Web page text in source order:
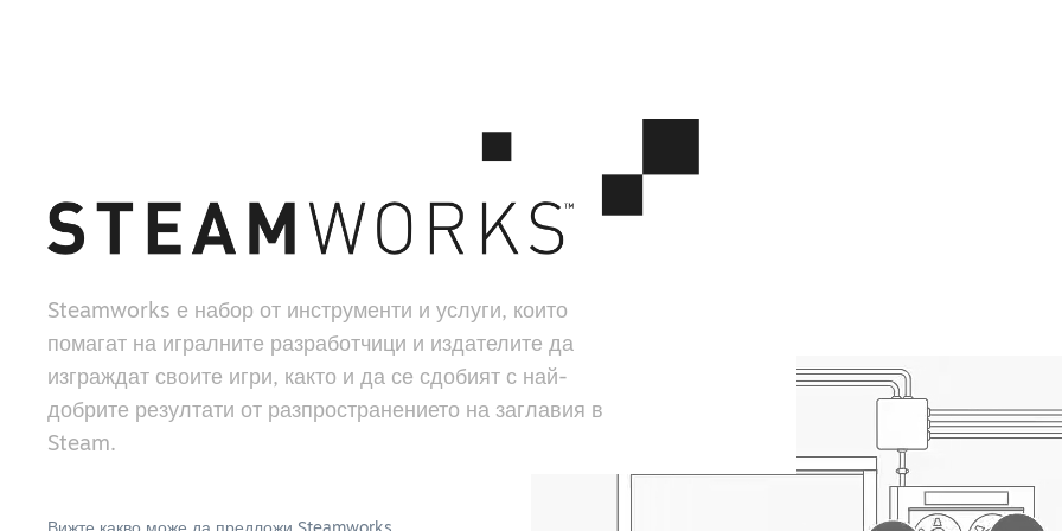
Steamworks е набор от инструменти и услуги, които
помагат на игралните разработчици и издателите да
изграждат своите игри, както и да се сдобият с най-
добрите резултати от разпространението на заглавия в
Steam.
Вижте какво може да предложи Steamworks